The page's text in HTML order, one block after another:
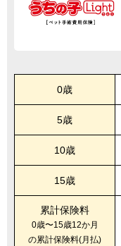
0歳
5歳
10歳
15歳
累計保険料
0歳〜15歳12か月
の累計保険料(月払)